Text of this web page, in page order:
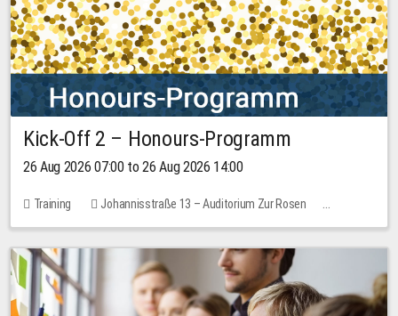
Kick-Off 2 – Honours-Programm
26 Aug 2026 07:00 to 26 Aug 2026 14:00
Training
Johannisstraße 13 – Auditorium Zur Rosen
No free places